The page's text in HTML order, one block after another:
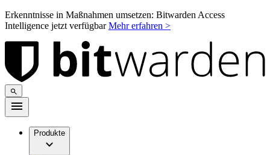
Erkenntnisse in Maßnahmen umsetzen: Bitwarden Access
Intelligence jetzt verfügbarMehr erfahren >
Produkte